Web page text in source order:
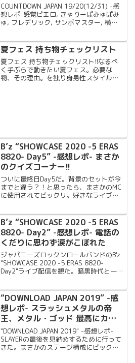
COUNTDOWN JAPAN 19/20(12/31) -感
想レポ-感覚ピエロ, きゃりーぱみゅぱみ
ゅ, フレデリック, サンボマスター, 横浜
ザキ, Bentham, DJ 和 を観てきた!!
夏フェス 持ち物チェックリスト
夏フェス 持ち物チェックリスト!!なるべ
く手ぶらで動きたい夏フェス。必要な
物、その理由。を独り身男性スタイルを
B’z “SHOWCASE 2020 -5 ERAS
8820- Day5” -感想レポ- まさか
のクイズコーナー!!
ついに最終日Day5だ。背景のセットが今
までと違う？！と思ったら、まさかのMC
に使用されてビックリ。好きなライブ定
B’z “SHOWCASE 2020 -5 ERAS
8820- Day2” -感想レポ- 電話の
くだりに思わず涙がこぼれた
ジャパニーズロックンロールバンドのB'z
"SHOWCASE 2020 -5 ERAS 8820-
Day2"ライブ配信を観た。暗黒時代と一番
た。
“DOWNLOAD JAPAN 2019” -感
想レポ- スラッシュメタルの帝
王、メタル・ゴッド 最高にカッ
コいい！
"DOWNLOAD JAPAN 2019" -感想レポ-
SLAYERの最後を見納めするために行って
きた。まさかのステージ構成にビック